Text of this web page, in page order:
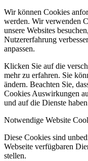
Wir können Cookies
werden. Wir verwenden
unsere Websites
Nutzererfahrung
anpassen.
Klicken Sie auf die
mehr zu erfahren. Sie
ändern. Beachten Sie,
Cookies Auswirkungen
und auf die Dienste
Notwendige Website
Diese Cookies sind
Webseite verfügbaren
stellen.